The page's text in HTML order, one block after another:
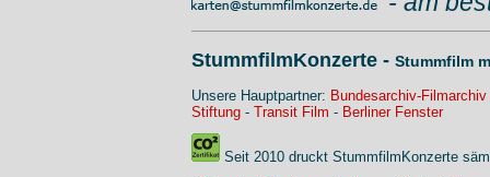
StummfilmKonzerte - Stummfilm
Unsere Hauptpartner: Bundesarchiv-Filmarchiv
Stiftung- Transit Film - Berliner Fenster
Seit 2010 druckt StummfilmKonzerte